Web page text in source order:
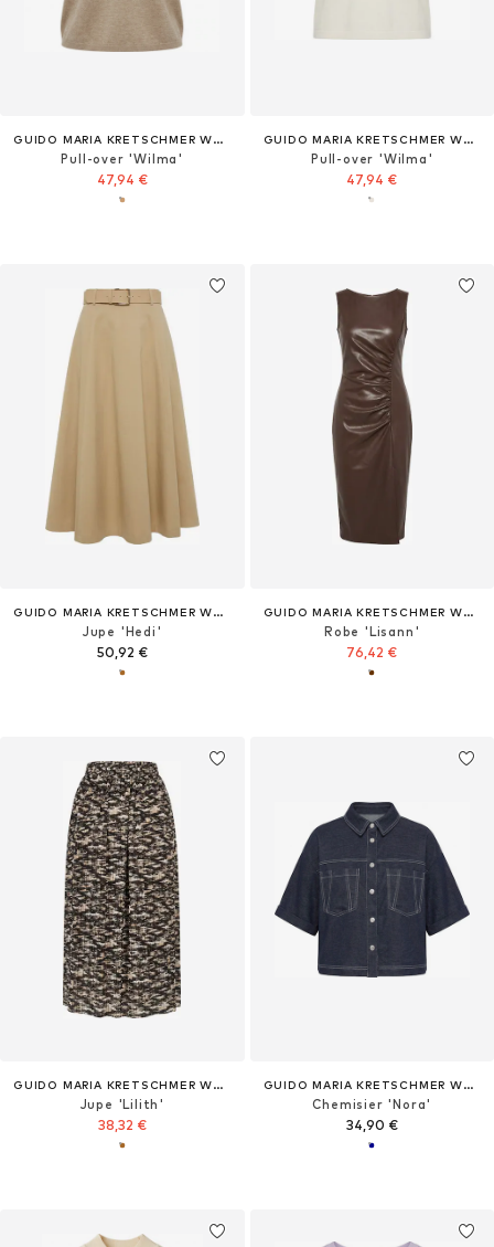
GUIDO MARIA KRETSCHMER WOMEN
Pull-over 'Wilma'
47,94 €
GUIDO MARIA KRETSCHMER WOMEN
Pull-over 'Wilma'
47,94 €
GUIDO MARIA KRETSCHMER WOMEN
Jupe 'Hedi'
50,92 €
GUIDO MARIA KRETSCHMER WOMEN
Robe 'Lisann'
76,42 €
GUIDO MARIA KRETSCHMER WOMEN
Jupe 'Lilith'
38,32 €
GUIDO MARIA KRETSCHMER WOMEN
Chemisier 'Nora'
34,90 €